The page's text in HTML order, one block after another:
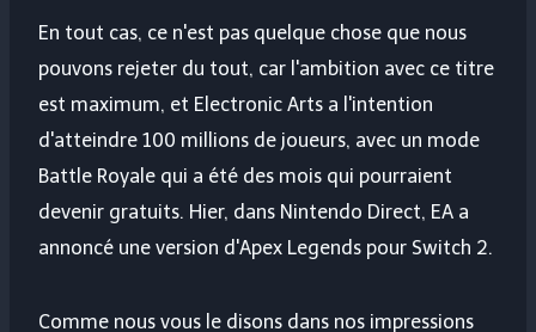
En tout cas, ce n'est pas quelque chose que nous
pouvons rejeter du tout, car l'ambition avec ce titre
est maximum, et Electronic Arts a l'intention
d'atteindre 100 millions de joueurs, avec un mode
Battle Royale qui a été des mois qui pourraient
devenir gratuits. Hier, dans Nintendo Direct, EA a
annoncé une version d'Apex Legends pour Switch 2.
Comme nous vous le disons dans nos impressions